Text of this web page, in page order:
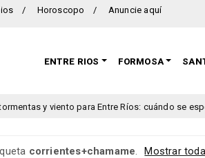
Horoscopo Anuncie aquí
ENTRE RIOS FORMOSA
Entre Ríos: cuándo se esperan los
corrientes+chamame. Mostrar